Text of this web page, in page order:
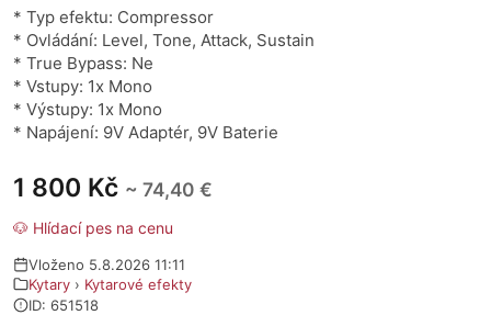
1 800 Kč ~ 74,40 €
🐶 Hlídací pes na cenu
Vloženo 5.8.2026 11:11
Kytary › Kytarové efekty
ID: 651518
* Typ efektu: Compressor
* Ovládání: Level, Tone, Attack, Sustain
* True Bypass: Ne
* Vstupy: 1x Mono
* Výstupy: 1x Mono
* Napájení: 9V Adaptér, 9V Baterie